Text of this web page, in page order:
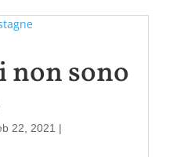
sono
22, 2021 |